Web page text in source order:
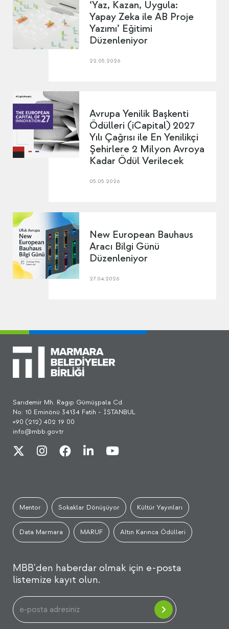
‘Yaz, Kazan, Uygula:
Yapay Zeka ile AB Proje
Yazımı’ Eğitimi
Düzenleniyor
22.05.2026
Avrupa Yenilik Başkenti
Ödülleri (iCapital) 2027
Yılı Çağrısı ile En Yenilikçi
Şehirlere 2 Milyon Avroya
Kadar Ödül Verilecek
05.05.2026
New European Bauhaus
Aracı Bilgi Günü
Düzenleniyor
27.04.2026
Sarıdemir Mh. Ragıp Gümüşpala Cd.
No: 10 Eminönü 34134 Fatih - İSTANBUL
+90 (212) 402 19 00
info@mbb.gov.tr
Mentor Sokaklar Dönüşüyor Kültür Yayınları
Data Marmara MARUF Altın Karınca Ödülleri
MBB'den haberdar olmak için e-posta
listemize kayıt olun.